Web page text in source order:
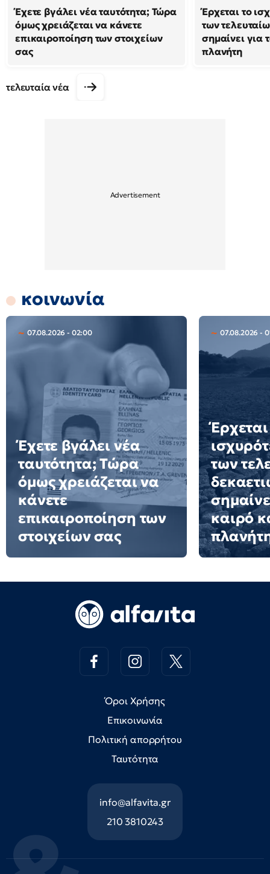
Έχετε βγάλει νέα ταυτότητα; Τώρα
όμως χρειάζεται να κάνετε
επικαιροποίηση των στοιχείων
σας
Έρχεται το
των
σημαίνει για
πλανήτη
τελευταία νέα
κοινωνία
07.08.2026 - 02:00
Έχετε βγάλει νέα
ταυτότητα; Τώρα
όμως χρειάζεται να
κάνετε
επικαιροποίηση των
στοιχείων σας
07.08.2026 -
των
καιρό
Όροι Χρήσης
Επικοινωνία
Πολιτική απορρήτου
Ταυτότητα
info@alfavita.gr
210 3810243